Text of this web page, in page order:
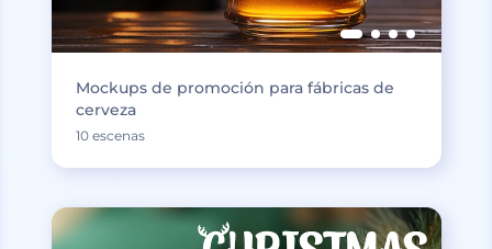
Mockups de promoción para fábricas de
cerveza
10 escenas